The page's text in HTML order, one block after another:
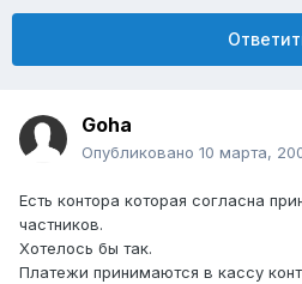
Goha
Опубликовано 10 марта,
Есть контора которая согласна
частников.
Хотелось бы так.
Платежи принимаются в кассу